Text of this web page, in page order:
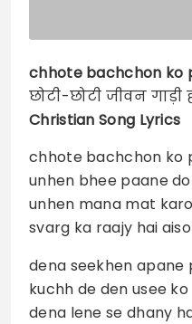
chhote bachchon ko
छोटी-छोटी जीवन
Christian Song Lyrics
chhote bachchon ko
unhen bhee paane do
unhen mana mat
svarg ka raajy hai
dena seekhen apane
kuchh de den usee ko
dena lene se dhany